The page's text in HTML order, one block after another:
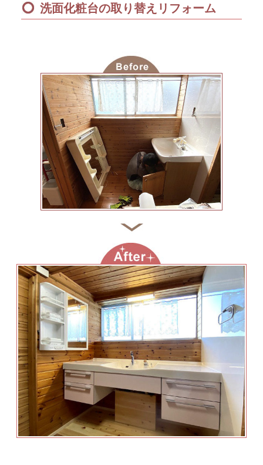
洗面化粧台の取り替えリフォーム